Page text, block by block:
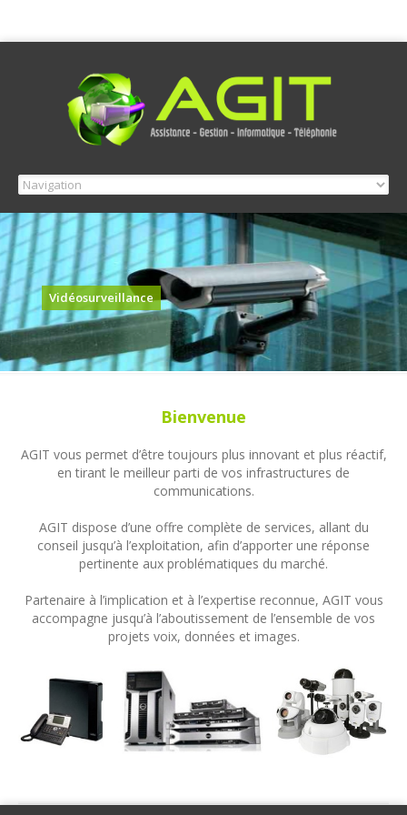
Vidéosurveillance
Bienvenue
AGIT vous permet d’être toujours plus innovant et plus réactif,
en tirant le meilleur parti de vos infrastructures de
communications.
AGIT dispose d’une offre complète de services, allant du
conseil jusqu’à l’exploitation, afin d’apporter une réponse
pertinente aux problématiques du marché.
Partenaire à l’implication et à l’expertise reconnue, AGIT vous
accompagne jusqu’à l’aboutissement de l’ensemble de vos
projets voix, données et images.